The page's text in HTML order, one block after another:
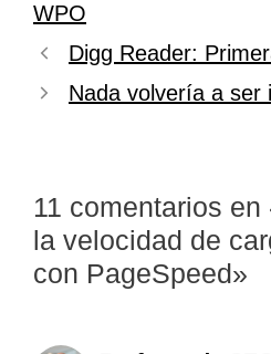
WPO
Digg Reader:
Nada volvería a ser
11 comentarios
la velocidad de
con PageSpeed»